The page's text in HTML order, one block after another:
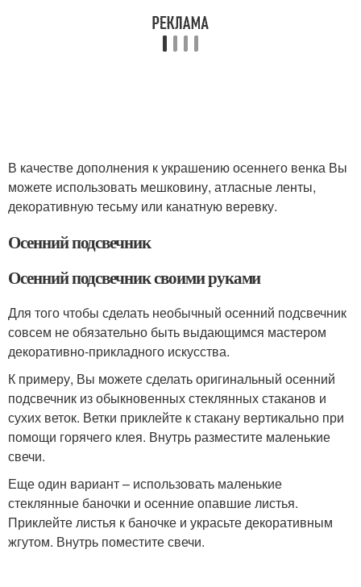
В качестве дополнения к украшению осеннего венка Вы
можете использовать мешковину, атласные ленты,
декоративную тесьму или канатную веревку.
Осенний подсвечник
Осенний подсвечник своими руками
Для того чтобы сделать необычный осенний подсвечник
совсем не обязательно быть выдающимся мастером
декоративно-прикладного искусства.
К примеру, Вы можете сделать оригинальный осенний
подсвечник из обыкновенных стеклянных стаканов и
сухих веток. Ветки приклейте к стакану вертикально при
помощи горячего клея. Внутрь разместите маленькие
свечи.
Еще один вариант – использовать маленькие
стеклянные баночки и осенние опавшие листья.
Приклейте листья к баночке и украсьте декоративным
жгутом. Внутрь поместите свечи.